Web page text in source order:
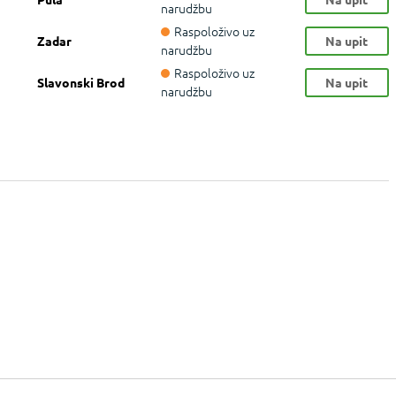
narudžbu
Zadar
Raspoloživo uz
narudžbu
Na upit
Slavonski Brod
Raspoloživo uz
narudžbu
Na upit